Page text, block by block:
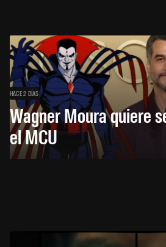
HACE 2 DÍAS
Wagner Moura quiere
el MCU